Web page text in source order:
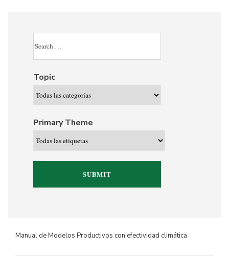
Topic
Primary Theme
Manual de Modelos Productivos con efectividad climática